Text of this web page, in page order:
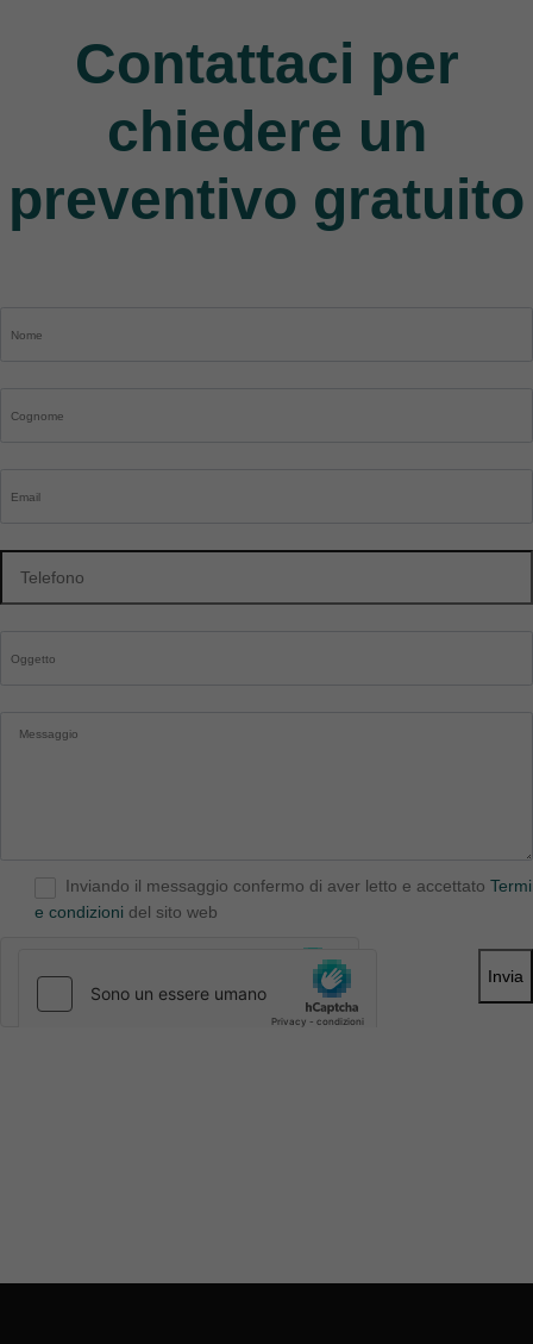
Contattaci per
chiedere un
preventivo gratuito
Inviando il messaggio confermo di aver letto e accettato
e condizioni del sito web
Invia